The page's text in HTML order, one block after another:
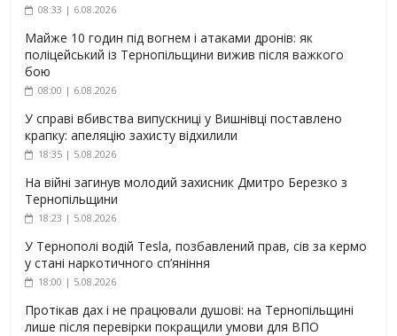
08:33 | 6.08.2026
Майже 10 годин під вогнем і атаками дронів: як
поліцейський із Тернопільщини вижив після важкого
бою
08:00 | 6.08.2026
У справі вбивства випускниці у Вишнівці поставлено
крапку: апеляцію захисту відхилили
18:35 | 5.08.2026
На війні загинув молодий захисник Дмитро Березко з
Тернопільщини
18:23 | 5.08.2026
У Тернополі водій Tesla, позбавлений прав, сів за кермо
у стані наркотичного сп’яніння
18:00 | 5.08.2026
Протікав дах і не працювали душові: на Тернопільщині
лише після перевірки покращили умови для ВПО